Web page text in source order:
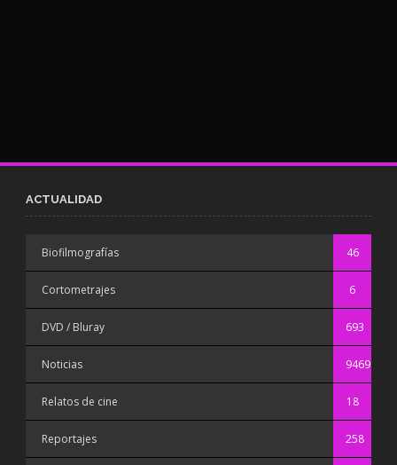
ACTUALIDAD
Biofilmografías 46
Cortometrajes 6
DVD / Bluray 693
Noticias 9469
Relatos de cine 18
Reportajes 258